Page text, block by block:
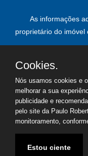
As informações
proprietário do
©2026Copyright -
Cookies.
Nós usamos cookies e
melhorar a sua
publicidade e
pelo site da Paulo
monitoramento,
Estou ciente